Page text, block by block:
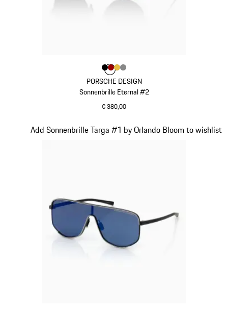
PORSCHE DESIGN
Sonnenbrille Eternal #2
€ 380,00
Farbe
Farbeschwarz
Farbe
FarbeFarbe
Add Sonnenbrille Targa #1 by Orlando Bloom to wishlist
Slide 4 von 21